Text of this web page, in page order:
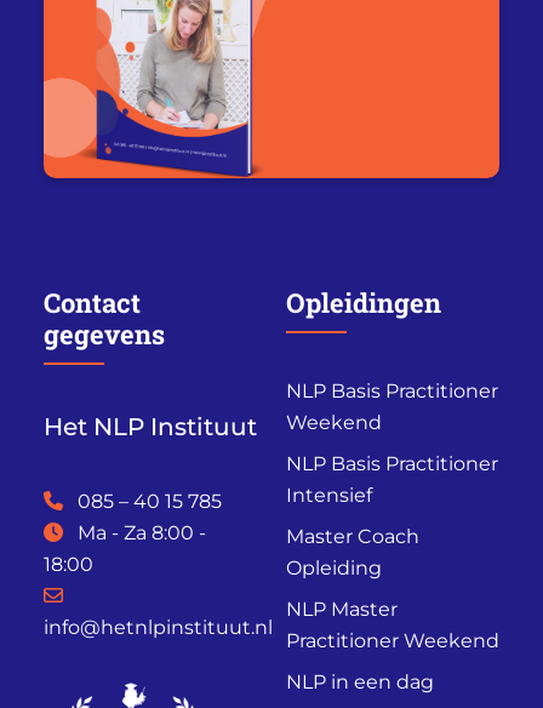
Contact
gegevens
Het NLP Instituut
085 – 40 15 785
Ma - Za 8:00 -
18:00
info@hetnlpinstituut.nl
Opleidingen
NLP Basis Practitioner
Weekend
NLP Basis Practitioner
Intensief
Master Coach
Opleiding
NLP Master
Practitioner Weekend
NLP in een dag